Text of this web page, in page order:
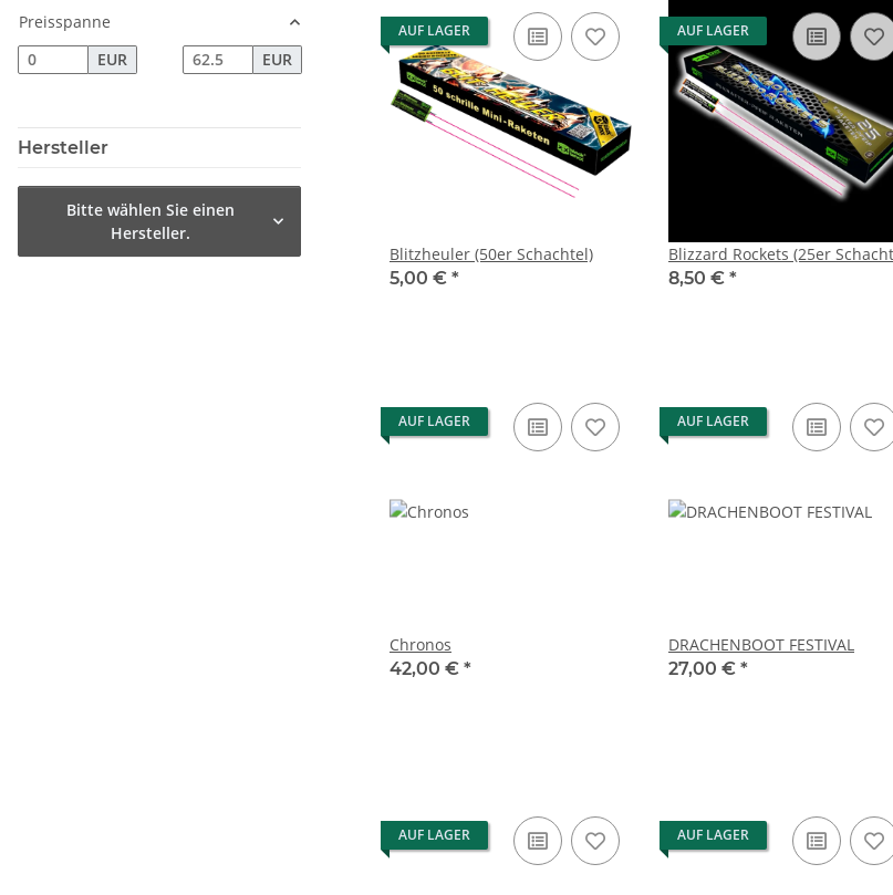
AUF LAGER
Blitzheuler (50er Schachtel)
5,00 € *
AUF LAGER
Blizzard Rockets (25er
8,50 € *
AUF LAGER
Chronos
42,00 € *
AUF LAGER
DRACHENBOOT FESTIVAL
27,00 € *
AUF LAGER AUF LAGER
Preisspanne
EUR
EUR
Hersteller
Bitte wählen Sie einen
Hersteller.